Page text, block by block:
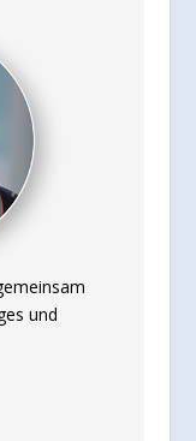
und